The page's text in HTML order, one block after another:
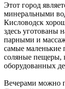
Этот город
минеральными
Кисловодск
здесь уготованы
парными и
самые маленькие
соляные пещеры,
оборудованных
Вечерами можно